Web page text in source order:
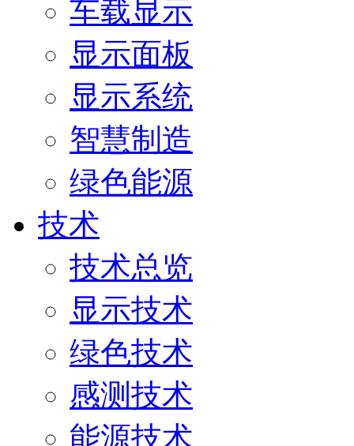
车载显示
显示面板
显示系统
智慧制造
绿色能源
技术
技术总览
显示技术
绿色技术
感测技术
能源技术